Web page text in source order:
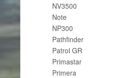
NV3500
Note
NP300
Pathfinder
Patrol GR
Primastar
Primera